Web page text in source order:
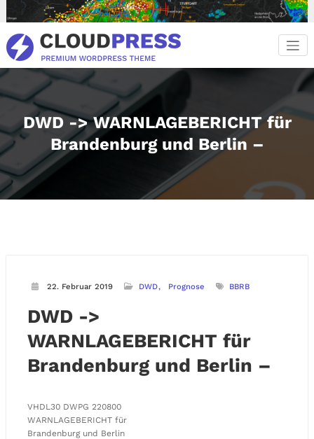
Inhalt
springen
DWD -> WARNLAGEBERICHT für
Brandenburg und Berlin –
22. Februar 2019 DWD Prognose BBRB
DWD ->
WARNLAGEBERICHT für
Brandenburg und Berlin –
VHDL30 DWPG 220800
WARNLAGEBERICHT für
Brandenburg und Berlin